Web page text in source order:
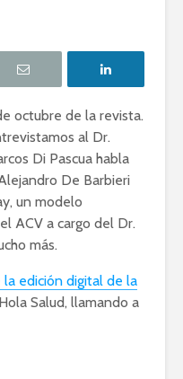
octubre de la revista.
al Dr.
Di Pascua habla
De Barbieri
un modelo
ACV a cargo del Dr.
más.
edición digital de la
Salud, llamando a